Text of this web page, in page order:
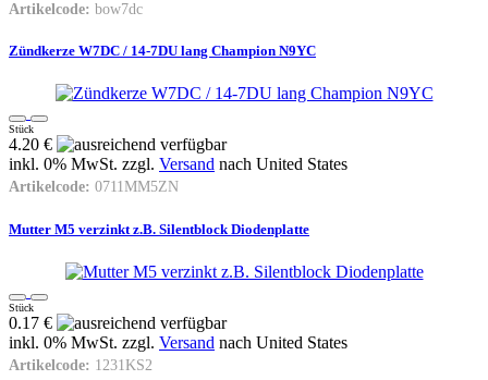
Artikelcode: bow7dc
Zündkerze W7DC / 14-7DU lang Champion N9YC
Stück
4.20 €
inkl. 0% MwSt. zzgl. Versand nach United States
Artikelcode: 0711MM5ZN
Mutter M5 verzinkt z.B. Silentblock Diodenplatte
Stück
0.17 €
inkl. 0% MwSt. zzgl. Versand nach United States
Artikelcode: 1231KS2